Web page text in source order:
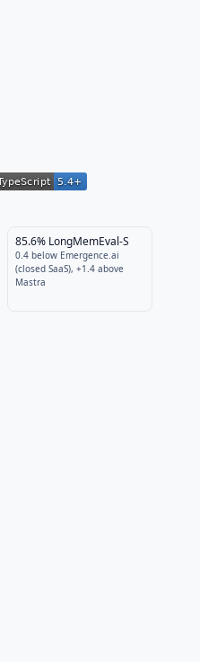
85.6% LongMemEval-S
0.4 below Emergence.ai
(closed SaaS), +1.4 above
Mastra